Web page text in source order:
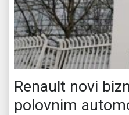
Renault novi
polovnim